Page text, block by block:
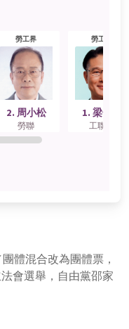
體混合改為團體票，
會選舉，自由黨邵家